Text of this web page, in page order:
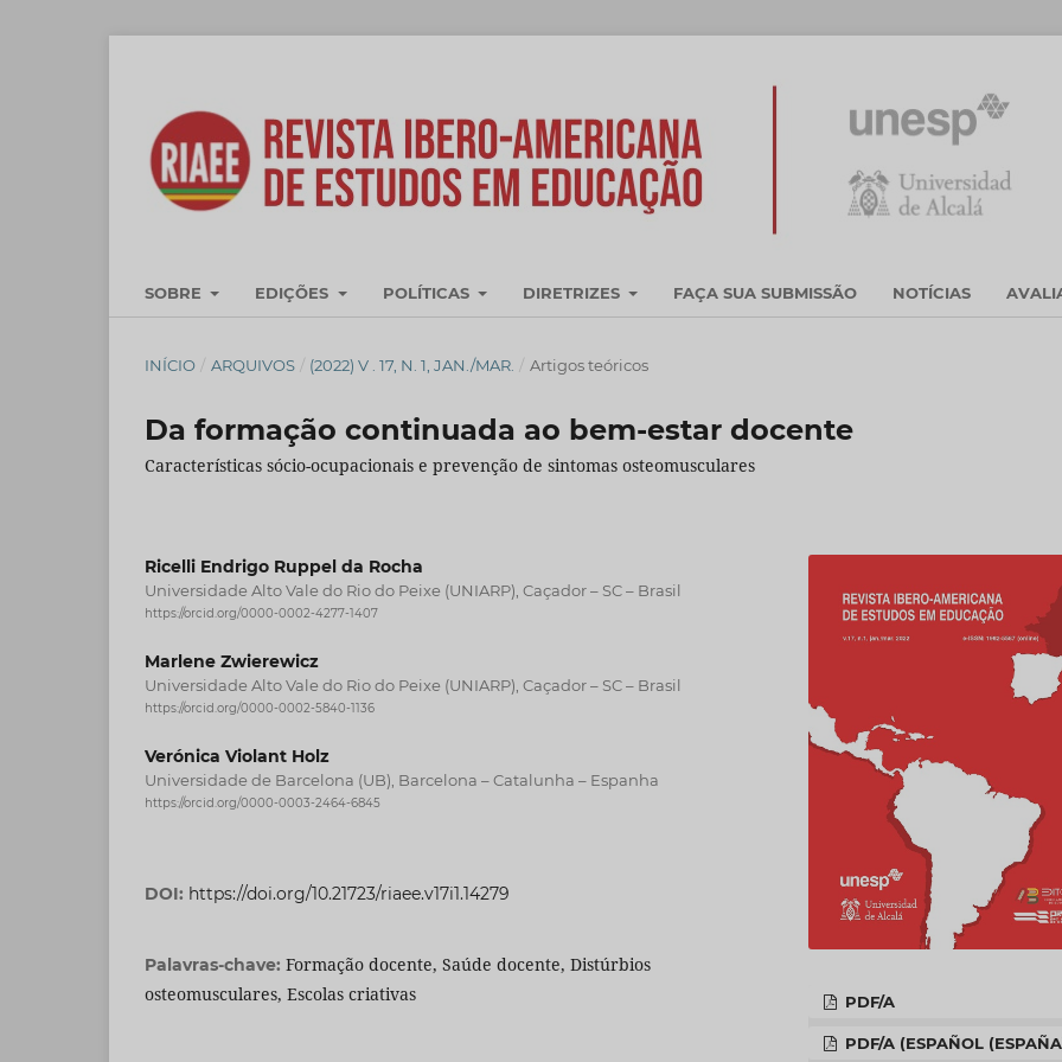
SOBRE EDIÇÕES POLÍTICAS DIRETRIZES FAÇA SUA SUBMISSÃO NOTÍCIAS
INÍCIO / ARQUIVOS / (2022) V . 17, N. 1, JAN./MAR. / Artigos teóricos
Da formação continuada ao bem-estar docente
Características sócio-ocupacionais e prevenção de sintomas osteomusculares
Ricelli Endrigo Ruppel da Rocha
Universidade Alto Vale do Rio do Peixe (UNIARP), Caçador – SC – Brasil
https://orcid.org/0000-0002-4277-1407
Marlene Zwierewicz
Universidade Alto Vale do Rio do Peixe (UNIARP), Caçador – SC – Brasil
https://orcid.org/0000-0002-5840-1136
Verónica Violant Holz
Universidade de Barcelona (UB), Barcelona – Catalunha – Espanha
https://orcid.org/0000-0003-2464-6845
DOI: https://doi.org/10.21723/riaee.v17i1.14279
Palavras-chave: Formação docente, Saúde docente, Distúrbios
osteomusculares, Escolas criativas
PDF/A
PDF/A (ESPAÑOL